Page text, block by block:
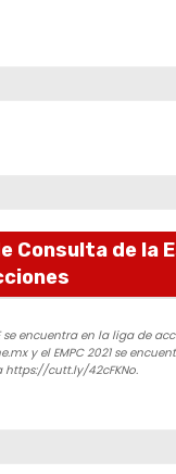
Consulta de la
se encuentra en la liga de
y el EMPC 2021 se
https://cutt.ly/42cFKNo.